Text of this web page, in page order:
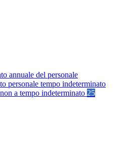
annuale del personale
personale tempo indeterminato
a tempo indeterminato 25